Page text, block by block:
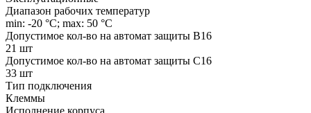
Диапазон рабочих температур
min: -20 °C; max: 50 °C
Допустимое кол-во на автомат защиты B16
21 шт
Допустимое кол-во на автомат защиты C16
33 шт
Тип подключения
Клеммы
Исполнение корпуса